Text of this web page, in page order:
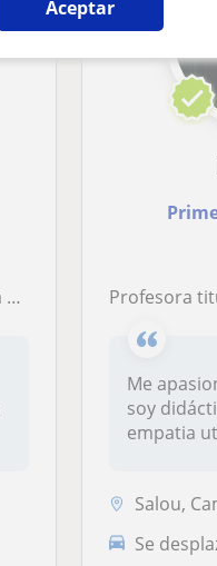
Aceptar
Profesora titulada en biología y Química, lo que
Me
soy
empatia
Salou,
Se